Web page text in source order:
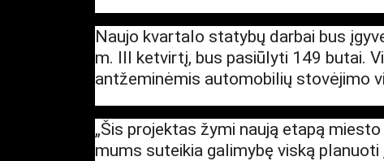
Naujo kvartalo statybų darbai bus
m. III ketvirtį, bus pasiūlyti 149 butai.
antžeminėmis automobilių stovėjimo
„Šis projektas žymi naują etapą
mums suteikia galimybę viską